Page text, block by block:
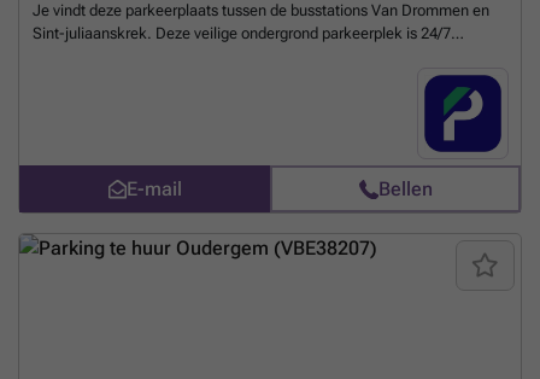
Je vindt deze parkeerplaats tussen de busstations Van Drommen en
Sint-juliaanskrek. Deze veilige ondergrond parkeerplek is 24/7
naar een veilige en makkelijke parkeeroplossing. Boek snel of neem
contact met ons op voor meer informatie. U kunt uw parkeerplaats
%20oudergem/chaussee-de-wavre-1346-auderghem-2702?
utm_source=ubiflow&utm_medium=referral&utm_campaign=parking
_listing&utm_content=be
E-mail Bellen